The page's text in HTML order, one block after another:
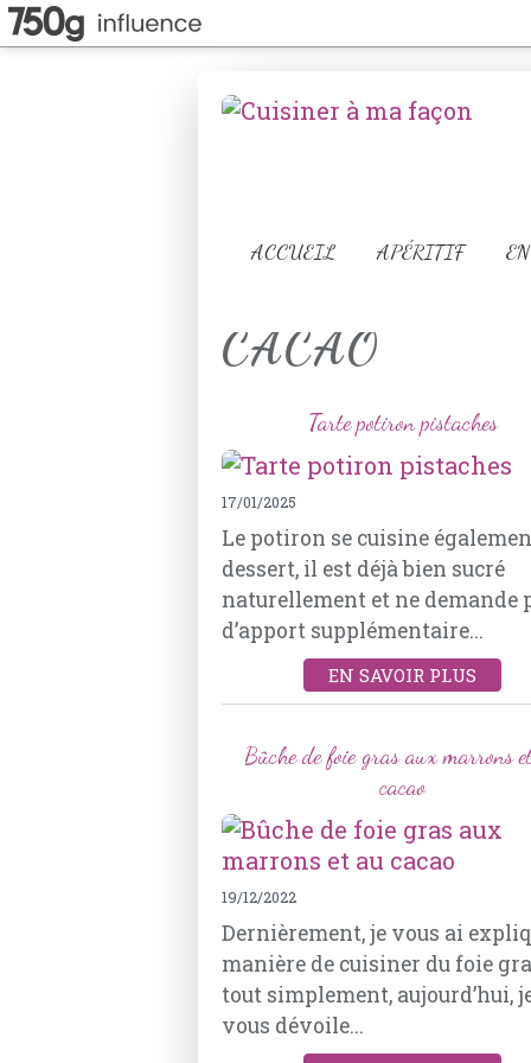
ACCUEIL APÉRITIF
CACAO
Tarte potiron pistaches
17/01/2025
Le potiron se cuisine
dessert, il est déjà bien sucré
naturellement et ne demande
d’apport supplémentaire...
EN SAVOIR PLUS
Bûche de foie gras aux marrons
cacao
19/12/2022
Dernièrement, je vous ai
manière de cuisiner du foie
tout simplement, aujourd’hui,
vous dévoile...